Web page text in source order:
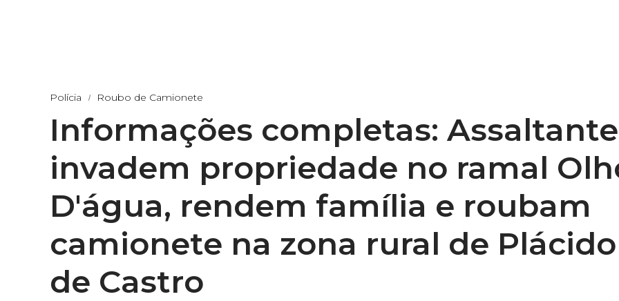
Polícia Roubo de Camionete
Informações completas:
invadem propriedade no ramal
D'água, rendem família e roubam
camionete na zona rural de Plácido
de Castro